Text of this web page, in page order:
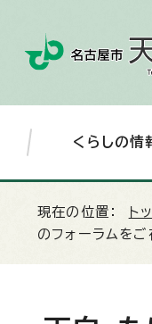
くらしの情
現在の位置： ト
のフォーラムを